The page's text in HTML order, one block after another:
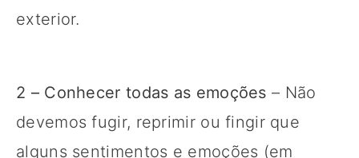
exterior.
2 – Conhecer todas as emoções – Não
devemos fugir, reprimir ou fingir que
alguns sentimentos e emoções (em